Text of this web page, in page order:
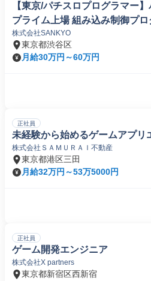
【東京/パチスロプログラマー
プライム上場 組み込み制御プ
株式会社SANKYO
東京都渋谷区
月給30万円～60万円
正社員
未経験から始めるゲームアプリ
株式会社ＳＡＭＵＲＡＩ不動産
東京都港区三田
月給32万円～53万5000円
正社員
ゲーム開発エンジニア
株式会社X partners
東京都新宿区西新宿